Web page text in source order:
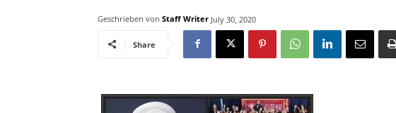
Geschrieben von Staff Writer July 30, 2020
Share